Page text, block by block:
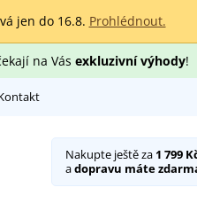
jen do 16.8. Prohlédnout.
na Vás exkluzivní výhody!
Nakupte ještě za 1 799
adopravu máte